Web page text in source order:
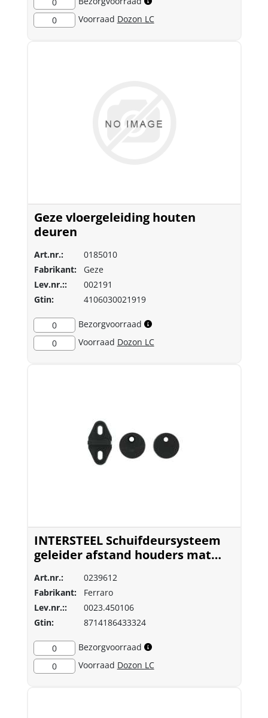
0
Voorraad Dozon LC
Geze vloergeleiding houten
deuren
Art.nr.:
0185010
Fabrikant:
Geze
Lev.nr.::
002191
Gtin:
4106030021919
0
Bezorgvoorraad
0
Voorraad Dozon LC
INTERSTEEL Schuifdeursysteem
geleider afstand houders mat
Art.nr.:
0239612
Fabrikant:
Ferraro
Lev.nr.::
0023.450106
Gtin:
8714186433324
0
Bezorgvoorraad
0
Voorraad Dozon LC